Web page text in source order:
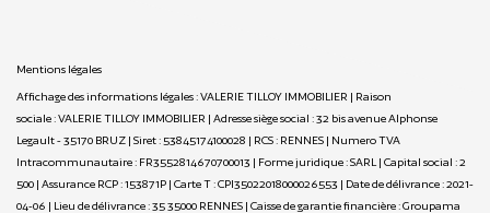
Mentions légales
Affichage des informations légales : VALERIE TILLOY IMMOBILIER | Raison
sociale : VALERIE TILLOY IMMOBILIER | Adresse siège social : 32 bis avenue Alphonse
Legault - 35170 BRUZ | Siret : 53845174100028 | RCS : RENNES | Numero TVA
Intracommunautaire : FR3552814670700013 | Forme juridique : SARL | Capital social : 2
500 | Assurance RCP : 153871P | Carte T : CPI35022018000026553 | Date de délivrance : 2021-
04-06 | Lieu de délivrance : 35 35000 RENNES | Caisse de garantie financière : Groupama